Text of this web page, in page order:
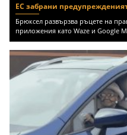
ЕС забрани
Брюксел развързва ръцете на
приложения като Waze и Google